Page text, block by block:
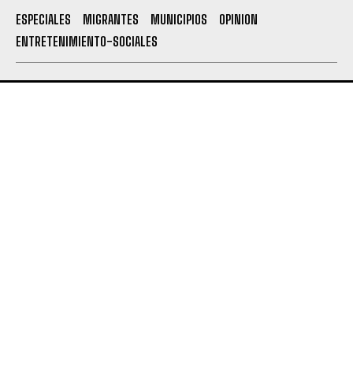
ESPECIALES MIGRANTES MUNICIPIOS
OPINION
ENTRETENIMIENTO-SOCIALES